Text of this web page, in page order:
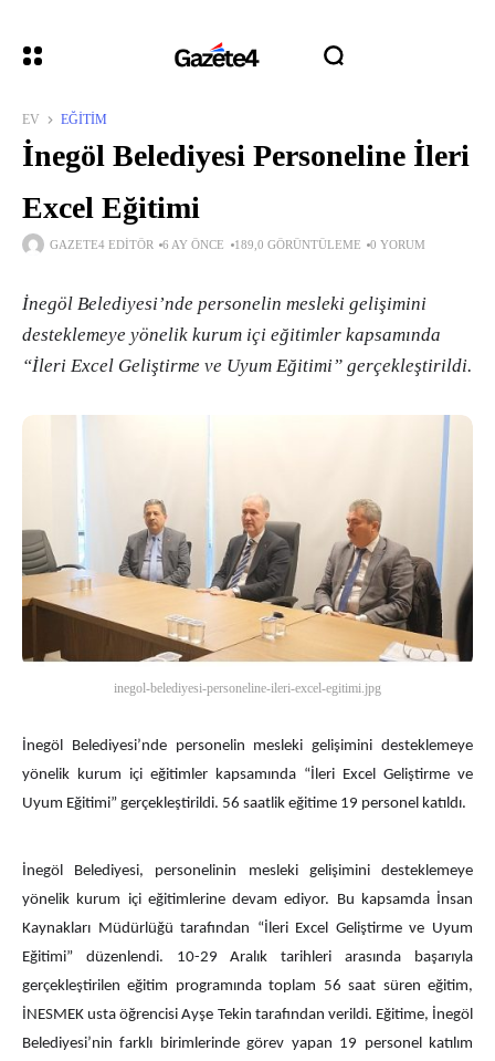
EV EĞITIM
İnegöl Belediyesi Personeline İleri
Excel Eğitimi
GAZETE4 EDITÖR 6 AY ÖNCE 189,0 GÖRÜNTÜLEME 0 YORUM
İnegöl Belediyesi’nde personelin mesleki gelişimini
desteklemeye yönelik kurum içi eğitimler kapsamında
“İleri Excel Geliştirme ve Uyum Eğitimi” gerçekleştirildi.
inegol-belediyesi-personeline-ileri-excel-egitimi.jpg
İnegöl Belediyesi’nde personelin mesleki gelişimini desteklemeye
yönelik kurum içi eğitimler kapsamında “İleri Excel Geliştirme ve
Uyum Eğitimi” gerçekleştirildi. 56 saatlik eğitime 19 personel katıldı.
İnegöl Belediyesi, personelinin mesleki gelişimini desteklemeye
yönelik kurum içi eğitimlerine devam ediyor. Bu kapsamda İnsan
Kaynakları Müdürlüğü tarafından “İleri Excel Geliştirme ve Uyum
Eğitimi” düzenlendi. 10-29 Aralık tarihleri arasında başarıyla
gerçekleştirilen eğitim programında toplam 56 saat süren eğitim,
İNESMEK usta öğrencisi Ayşe Tekin tarafından verildi. Eğitime, İnegöl
Belediyesi’nin farklı birimlerinde görev yapan 19 personel katılım